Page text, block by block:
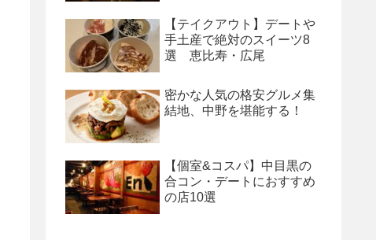
【テイクアウト】デートや
手土産で絶対のスイーツ8
選 恵比寿・広尾
密かな人気の格安グルメ集
結地、中野を堪能する！
【個室&コスパ】中目黒の
合コン・デートにおすすめ
の店10選